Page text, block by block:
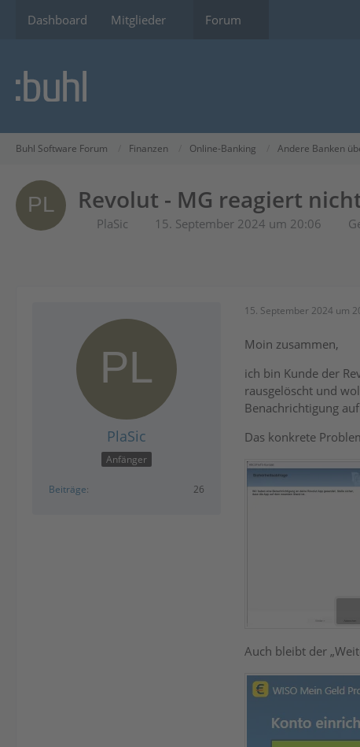
Dashboard Mitglieder Forum
Buhl Software Forum Finanzen Online-Banking Andere Banken
Revolut - MG reagiert
PlaSic 15. September 2024 um 20:06
PlaSic
Anfänger
Beiträge 26
15. September 2024 um
Moin zusammen,
ich bin Kunde der
rausgelöscht und
Benachrichtigung
Das konkrete
Auch bleibt der